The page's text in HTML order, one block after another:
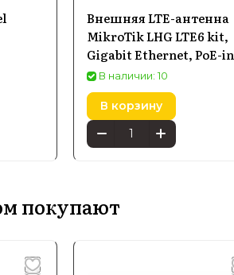
Внешняя LTE-антенна
MikroTik LHG LTE6 kit,
Gigabit Ethernet, PoE-in
В наличии: 10
В корзину
покупают